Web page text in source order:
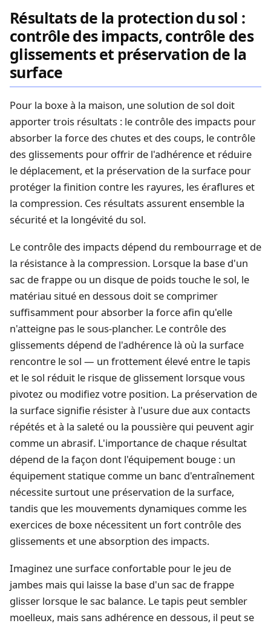
Résultats de la protection du sol :
contrôle des impacts, contrôle des
glissements et préservation de la
surface
Pour la boxe à la maison, une solution de sol doit
apporter trois résultats : le contrôle des impacts pour
absorber la force des chutes et des coups, le contrôle
des glissements pour offrir de l'adhérence et réduire
le déplacement, et la préservation de la surface pour
protéger la finition contre les rayures, les éraflures et
la compression. Ces résultats assurent ensemble la
sécurité et la longévité du sol.
Le contrôle des impacts dépend du rembourrage et de
la résistance à la compression. Lorsque la base d'un
sac de frappe ou un disque de poids touche le sol, le
matériau situé en dessous doit se comprimer
suffisamment pour absorber la force afin qu'elle
n'atteigne pas le sous-plancher. Le contrôle des
glissements dépend de l'adhérence là où la surface
rencontre le sol — un frottement élevé entre le tapis
et le sol réduit le risque de glissement lorsque vous
pivotez ou modifiez votre position. La préservation de
la surface signifie résister à l'usure due aux contacts
répétés et à la saleté ou la poussière qui peuvent agir
comme un abrasif. L'importance de chaque résultat
dépend de la façon dont l'équipement bouge : un
équipement statique comme un banc d'entraînement
nécessite surtout une préservation de la surface,
tandis que les mouvements dynamiques comme les
exercices de boxe nécessitent un fort contrôle des
glissements et une absorption des impacts.
Imaginez une surface confortable pour le jeu de
jambes mais qui laisse la base d'un sac de frappe
glisser lorsque le sac balance. Le tapis peut sembler
moelleux, mais sans adhérence en dessous, il peut se